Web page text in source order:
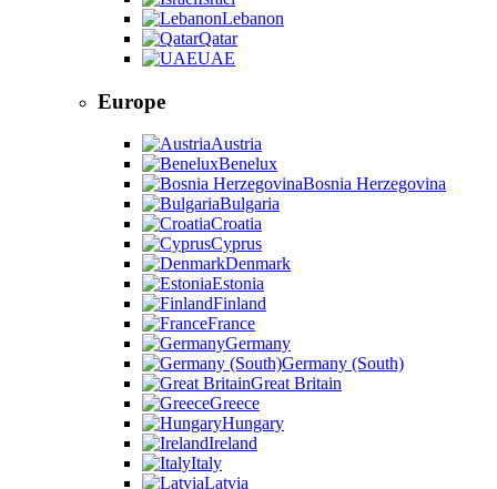
Lebanon
Qatar
UAE
Europe
Austria
Benelux
Bosnia Herzegovina
Bulgaria
Croatia
Cyprus
Denmark
Estonia
Finland
France
Germany
Germany (South)
Great Britain
Greece
Hungary
Ireland
Italy
Latvia